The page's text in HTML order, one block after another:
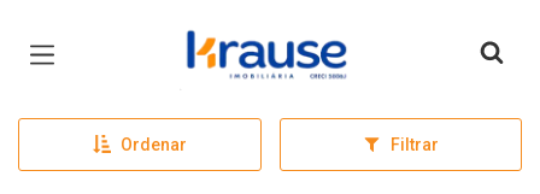
Página inicial
Ordenar Filtrar